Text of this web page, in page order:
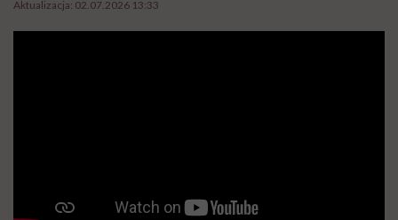
Aktualizacja: 02.07.2026 13:33